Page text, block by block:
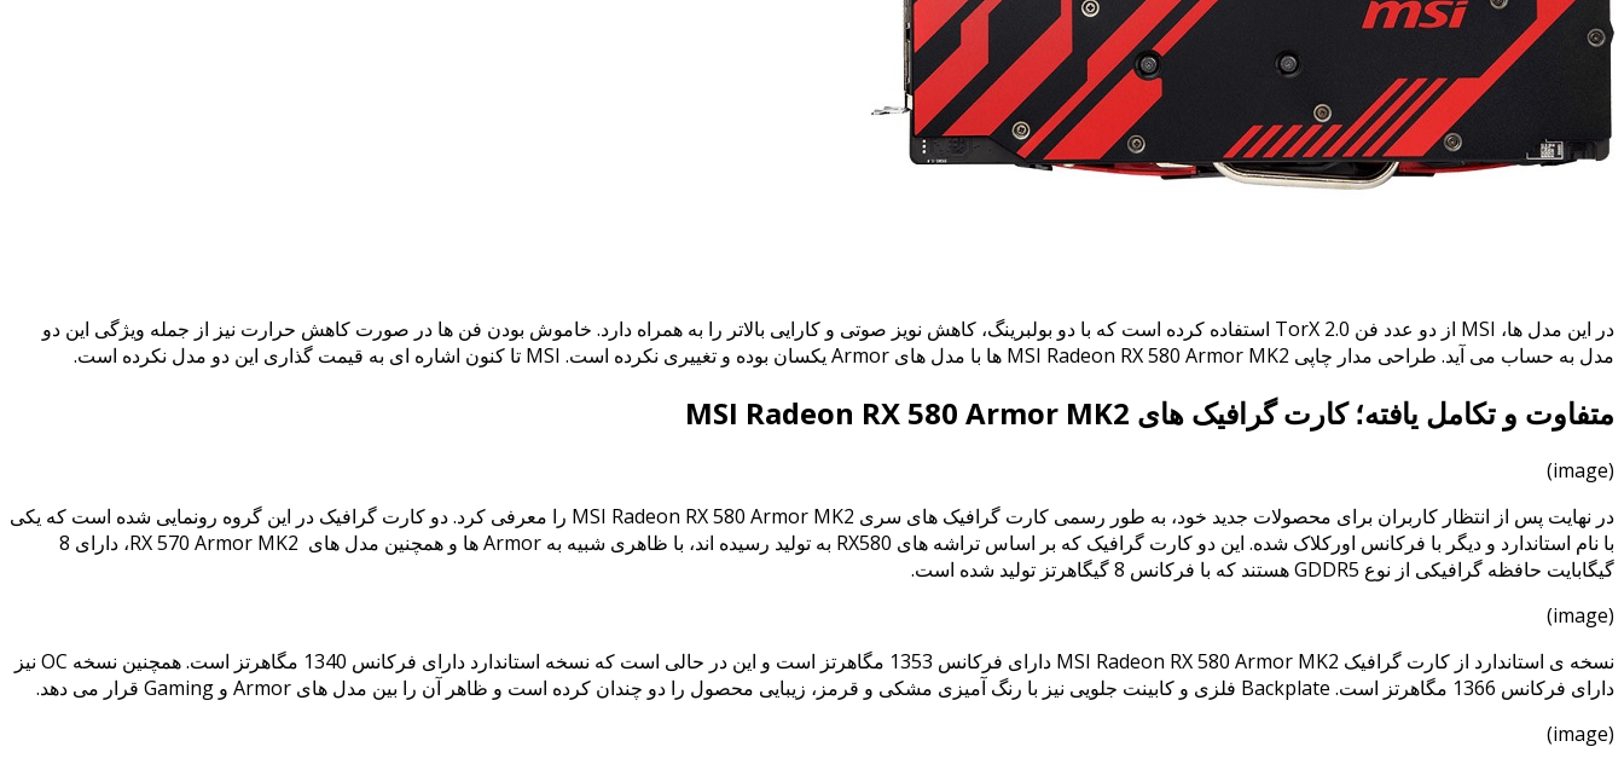
در این مدل ها، MSI از دو عدد فن TorX 2.0 استفاده کرده است که با دو بولبرینگ، کاهش نویز صوتی و کارایی بالاتر را به همراه دارد. خاموش بودن فن ها در صورت کاهش حرارت نیز از جمله ویژگی این دو
مدل به حساب می آید. طراحی مدار چاپی MSI Radeon RX 580 Armor MK2 ها با مدل های Armor یکسان بوده و تغییری نکرده است. MSI تا کنون اشاره ای به قیمت گذاری این دو مدل نکرده است.
متفاوت و تکامل یافته؛ کارت گرافیک های MSI Radeon RX 580 Armor MK2
(image)
در نهایت پس از انتظار کاربران برای محصولات جدید خود، به طور رسمی کارت گرافیک های سری MSI Radeon RX 580 Armor MK2 را معرفی کرد. دو کارت گرافیک در این گروه رونمایی شده است که یکی
با نام استاندارد و دیگر با فرکانس اورکلاک شده. این دو کارت گرافیک که بر اساس تراشه های RX580 به تولید رسیده اند، با ظاهری شبیه به Armor ها و همچنین مدل های RX 570 Armor MK2، دارای 8
گیگابایت حافظه گرافیکی از نوع GDDR5 هستند که با فرکانس 8 گیگاهرتز تولید شده است.
(image)
نسخه ی استاندارد از کارت گرافیک MSI Radeon RX 580 Armor MK2 دارای فرکانس 1353 مگاهرتز است و این در حالی است که نسخه استاندارد دارای فرکانس 1340 مگاهرتز است. همچنین نسخه OC نیز
دارای فرکانس 1366 مگاهرتز است. Backplate فلزی و کابینت جلویی نیز با رنگ آمیزی مشکی و قرمز، زیبایی محصول را دو چندان کرده است و ظاهر آن را بین مدل های Armor و Gaming قرار می دهد.
(image)